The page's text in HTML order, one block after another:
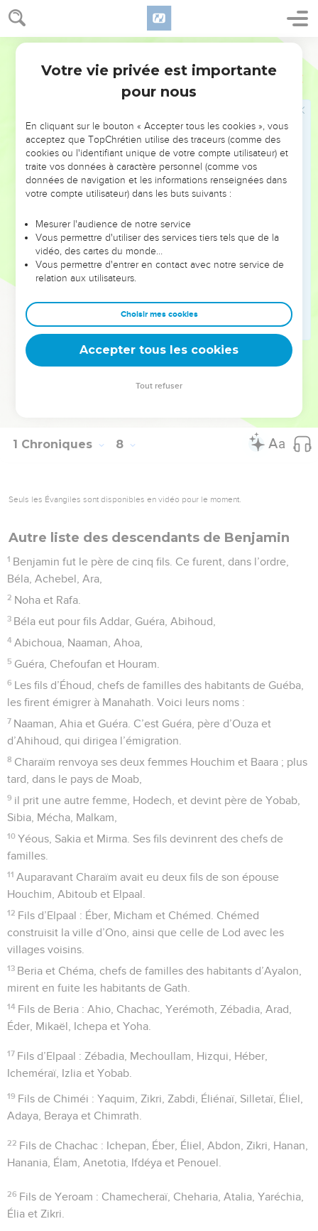
1 Chroniques 7
30 Fils d’Asser : Imna, Icheva, Ichevi et Beria ; leur sœur était
Séra.
Fils de Beria : Héber et Malkiel ; Malkiel fut le fondateur de
Birzaïth.
Héber fut le père de Yafleth, Chémer et Hotam, ainsi que
Fils de Yafleth : Passak, Bimal et Assevath.
Fils de Chémer : Ahi, Roga, Houbba et Aram.
Fils de Hotam, son frère : Sofa, Imna, Chélech et Amal.
Fils de Sofa : Soua, Harnéfer, Choual, Béri, Imra,
Besser, Hod, Chamma, Chilecha, Itran et Beéra.
Fils d’Itran : Yefounné, Pichepa et Éra.
Fils d’Oulla : Ara, Hanniel et Rissia.
40
Tous ces gens-là étaient des descendants d’Asser. Ils
étaient d’excellents chefs de familles, des hommes de valeur
et des dirigeants remarquables. Selon le registre des
hommes aptes à combattre, la tribu pouvait fournir 26 000
hommes.
© Société biblique française – Bibli’O, 1997, avec autorisation. Pour vous procurer
1 Chroniques 8
Seuls les Évangiles sont disponibles en vidéo pour le moment.
Autre liste des descendants de Benjamin
1 Benjamin fut le père de cinq fils. Ce furent, dans l’ordre,
Béla, Achebel, Ara,
2 Noha et Rafa.
3 Béla eut pour fils Addar, Guéra, Abihoud,
4 Abichoua, Naaman, Ahoa,
5 Guéra, Chefoufan et Houram.
6 Les fils d’Éhoud, chefs de familles des habitants de Guéba,
les firent émigrer à Manahath. Voici leurs noms :
7 Naaman, Ahia et Guéra. C’est Guéra, père d’Ouza et
d’Ahihoud, qui dirigea l’émigration.
8 Charaïm renvoya ses deux femmes Houchim et Baara ; plus
tard, dans le pays de Moab,
9 il prit une autre femme, Hodech, et devint père de Yobab,
Sibia, Mécha, Malkam,
10 Yéous, Sakia et Mirma. Ses fils devinrent des chefs de
familles.
11 Auparavant Charaïm avait eu deux fils de son épouse
Houchim, Abitoub et Elpaal.
12 Fils d’Elpaal : Éber, Micham et Chémed. Chémed
construisit la ville d’Ono, ainsi que celle de Lod avec les
villages voisins.
13 Beria et Chéma, chefs de familles des habitants d’Ayalon,
mirent en fuite les habitants de Gath.
14 Fils de Beria : Ahio, Chachac, Yerémoth, Zébadia, Arad,
Éder, Mikaël, Ichepa et Yoha.
17 Fils d’Elpaal : Zébadia, Mechoullam, Hizqui, Héber,
Icheméraï, Izlia et Yobab.
19 Fils de Chiméi : Yaquim, Zikri, Zabdi, Éliénaï, Silletaï, Éliel,
Adaya, Beraya et Chimrath.
22 Fils de Chachac : Ichepan, Éber, Éliel, Abdon, Zikri, Hanan,
Hanania, Élam, Anetotia, Ifdéya et Penouel.
26 Fils de Yeroam : Chamecheraï, Cheharia, Atalia, Yaréchia,
Élia et Zikri.
Votre vie privée est importante
pour nous
En cliquant sur le bouton « Accepter tous les cookies », vous
acceptez que TopChrétien utilise des traceurs (comme des
cookies ou l'identifiant unique de votre compte utilisateur) et
traite vos données à caractère personnel (comme vos
données de navigation et les informations renseignées dans
votre compte utilisateur) dans les buts suivants :
Mesurer l'audience de notre service
Vous permettre d'utiliser des services tiers tels que de la
vidéo, des cartes du monde…
Vous permettre d'entrer en contact avec notre service de
relation aux utilisateurs.
Choisir mes cookies
Accepter tous les cookies
Tout refuser